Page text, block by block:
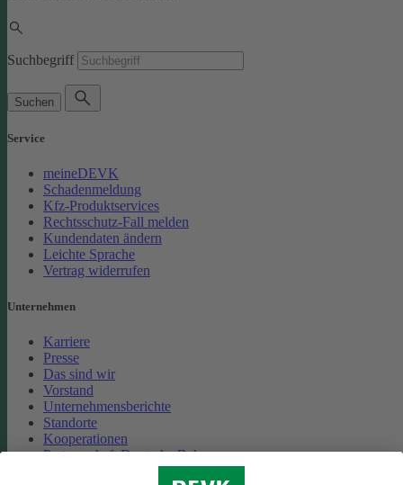
Suchbegriff
Suchen
Service
meineDEVK
Schadenmeldung
Kfz-Produktservices
Rechtsschutz-Fall melden
Kundendaten ändern
Leichte Sprache
Vertrag widerrufen
Unternehmen
Karriere
Presse
Das sind wir
Vorstand
Unternehmensberichte
Standorte
Kooperationen
Partnerschaft Deutsche Bahn